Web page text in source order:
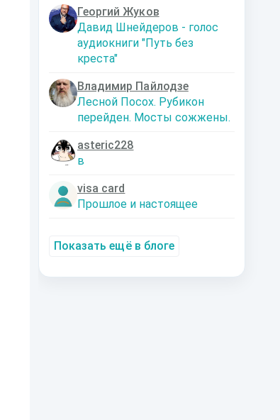
Георгий Жуков
Давид Шнейдеров - голос
аудиокниги "Путь без
креста"
Владимир Пайлодзе
Лесной Посох. Рубикон
перейден. Мосты сожжены.
asteric228
в
visa card
Прошлое и настоящее
Показать ещё в блоге
Дорога к магии.
Сергей Мясищев
Графство
Пограничья.
Первые шаги.
Сергей Мясищев
Возвращение